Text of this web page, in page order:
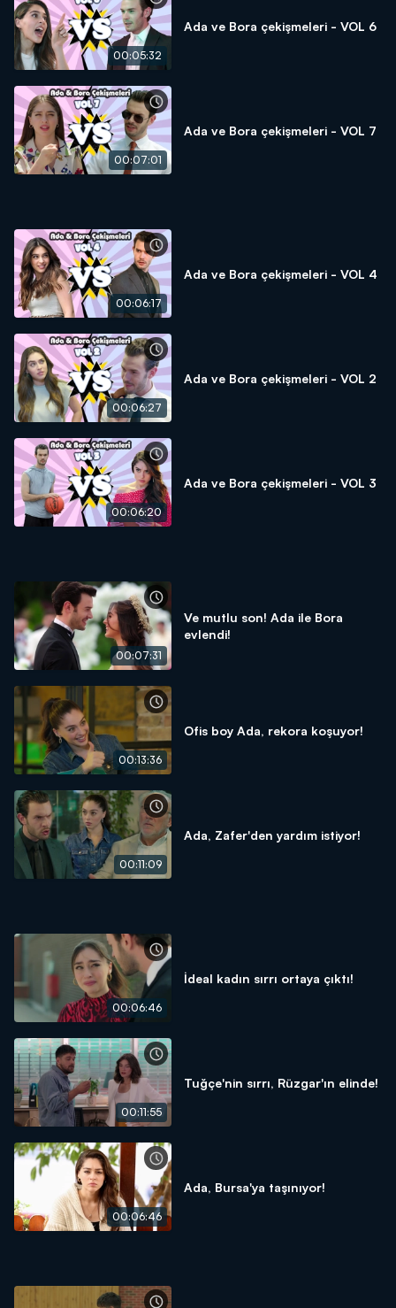
00:05:32
Ada ve Bora çekişmeleri - VOL 6
00:07:01
Ada ve Bora çekişmeleri - VOL 7
00:06:17
Ada ve Bora çekişmeleri - VOL 4
00:06:27
Ada ve Bora çekişmeleri - VOL 2
00:06:20
Ada ve Bora çekişmeleri - VOL 3
00:07:31
Ve mutlu son! Ada ile Bora
evlendi!
00:13:36
Ofis boy Ada, rekora koşuyor!
00:11:09
Ada, Zafer'den yardım istiyor!
00:06:46
İdeal kadın sırrı ortaya çıktı!
00:11:55
Tuğçe'nin sırrı, Rüzgar'ın elinde!
00:06:46
Ada, Bursa'ya taşınıyor!